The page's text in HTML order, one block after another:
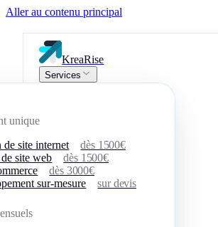
Aller au contenu principal
KreaRise
Services
unique
de site internet
dès 1500€
site web
dès 1500€
dès 3000€
sur-mesure
sur devis